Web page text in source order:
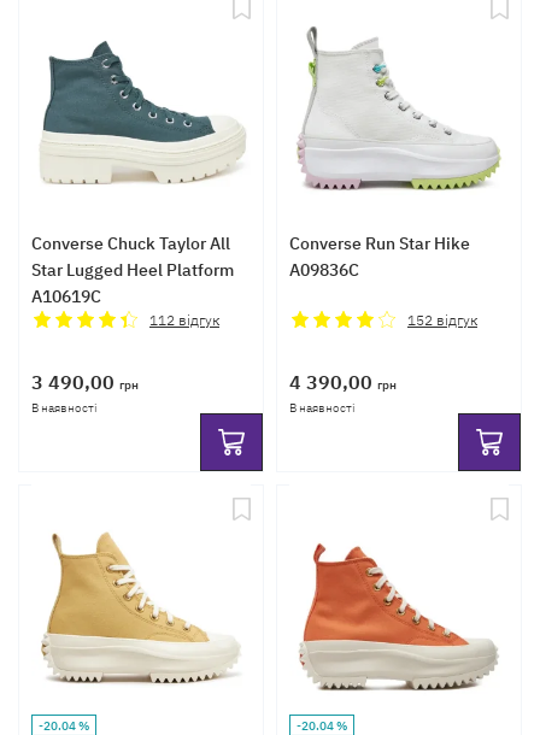
Converse Chuck Taylor All
Star Lugged Heel Platform
A10619C
112 відгук
3 490,00 грн
В наявності
Converse Run Star Hike
A09836C
152 відгук
4 390,00 грн
В наявності
-20.04 % -20.04 %